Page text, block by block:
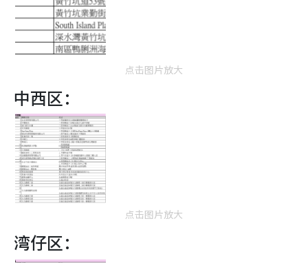
点击图片放大
中西区：
点击图片放大
湾仔区：